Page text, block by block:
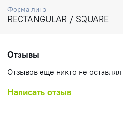
Форма линз
RECTANGULAR / SQUARE
Отзывы
Отзывов еще никто не оставлял
Написать отзыв